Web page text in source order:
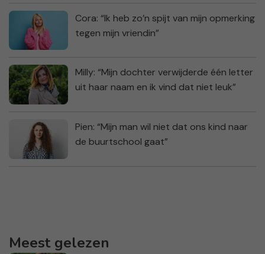
Cora: “Ik heb zo’n spijt van mijn opmerking
tegen mijn vriendin”
Milly: “Mijn dochter verwijderde één letter
uit haar naam en ik vind dat niet leuk”
Pien: “Mijn man wil niet dat ons kind naar
de buurtschool gaat”
Meest gelezen